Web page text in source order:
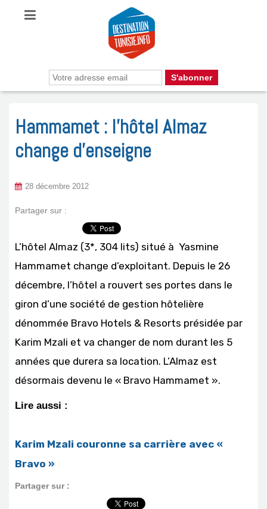
Hammamet : l’hôtel Almaz
change d’enseigne
28 décembre 2012
Partager sur :
L’hôtel Almaz (3*, 304 lits) situé à Yasmine
Hammamet change d’exploitant. Depuis le 26
décembre, l’hôtel a rouvert ses portes dans le
giron d’une société de gestion hôtelière
dénommée Bravo Hotels & Resorts présidée par
Karim Mzali et va changer de nom durant les 5
années que durera sa location. L’Almaz est
désormais devenu le « Bravo Hammamet ».
Lire aussi :
Karim Mzali couronne sa carrière avec «
Bravo »
Partager sur :